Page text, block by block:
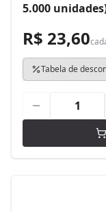
5.000
R$ 23,60
Tabela de